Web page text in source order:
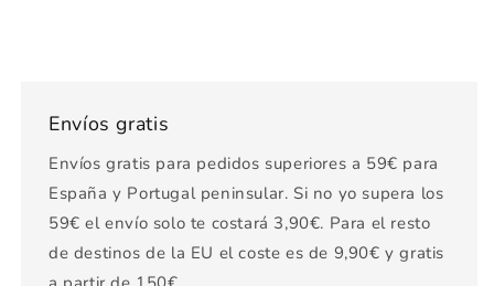
Envíos gratis
Envíos gratis para pedidos superiores a 59€ para
España y Portugal peninsular. Si no yo supera los
59€ el envío solo te costará 3,90€. Para el resto
de destinos de la EU el coste es de 9,90€ y gratis